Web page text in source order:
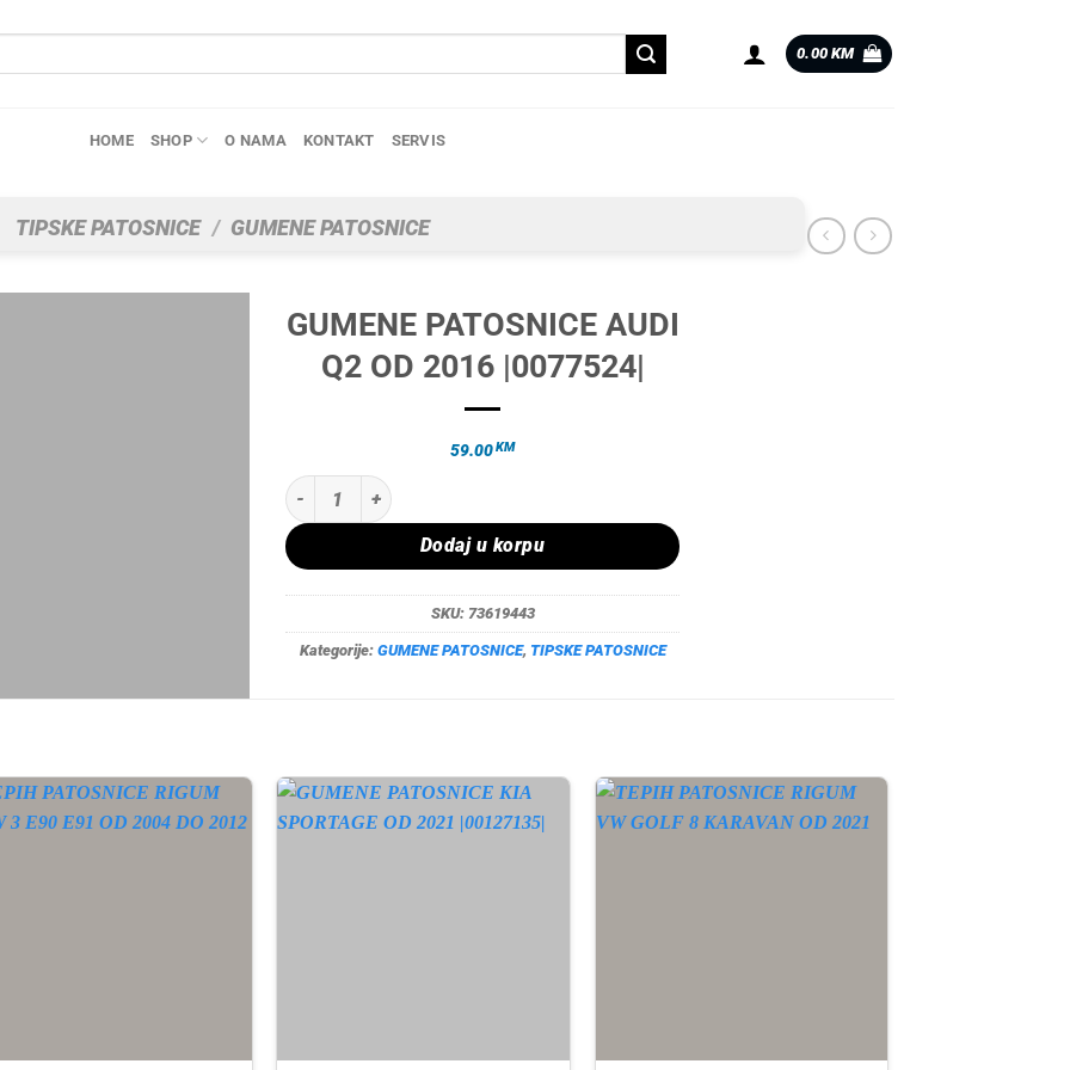
0.00 KM
HOME SHOP O NAMA KONTAKT SERVIS
TIPSKE PATOSNICE / GUMENE PATOSNICE
GUMENE PATOSNICE AUDI
Q2 OD 2016 |0077524|
59.00KM
GUMENE PATOSNICE AUDI Q2 OD 2016 |0077524| količina
Dodaj u korpu
SKU: 73619443
Kategorije: GUMENE PATOSNICE, TIPSKE PATOSNICE